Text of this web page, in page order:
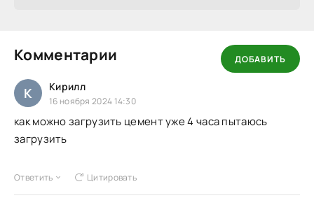
Комментарии ДОБАВИТЬ
К Кирилл
16 ноября 2024 14:30
как можно загрузить цемент уже 4 часа пытаюсь
загрузить
Ответить Цитировать